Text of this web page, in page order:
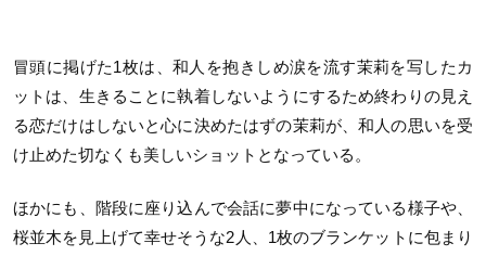
冒頭に掲げた1枚は、和人を抱きしめ涙を流す茉莉を写したカ
ットは、生きることに執着しないようにするため終わりの見え
る恋だけはしないと心に決めたはずの茉莉が、和人の思いを受
け止めた切なくも美しいショットとなっている。
ほかにも、階段に座り込んで会話に夢中になっている様子や、
桜並木を見上げて幸せそうな2人、1枚のブランケットに包まり